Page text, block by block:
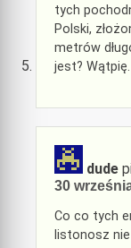
tych
Polski,
metrów
jest? Wątpię.
dude
30
Co co tych
listonosz